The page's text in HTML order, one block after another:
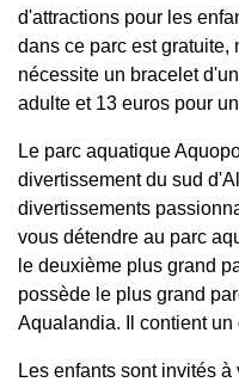
d'attractions pour les
dans ce parc est gratuite,
nécessite un bracelet
adulte et 13 euros pour
Le parc aquatique
divertissement du sud
divertissements
vous détendre au parc
le deuxième plus grand
possède le plus grand
Aqualandia. Il contient un
Les enfants sont invités